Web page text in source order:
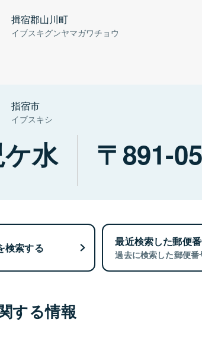
揖宿郡山川町
イブスキグンヤマガワチョウ
指宿市
イブスキシ
水 891-
検索する 最近検索した郵便
過去に検索した郵便番
する情報